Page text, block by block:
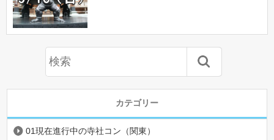
カテゴリー
01現在進行中の寺社コン（関東）